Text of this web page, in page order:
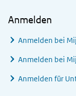
Anmelden
Anmelden bei
Anmelden bei
Anmelden für